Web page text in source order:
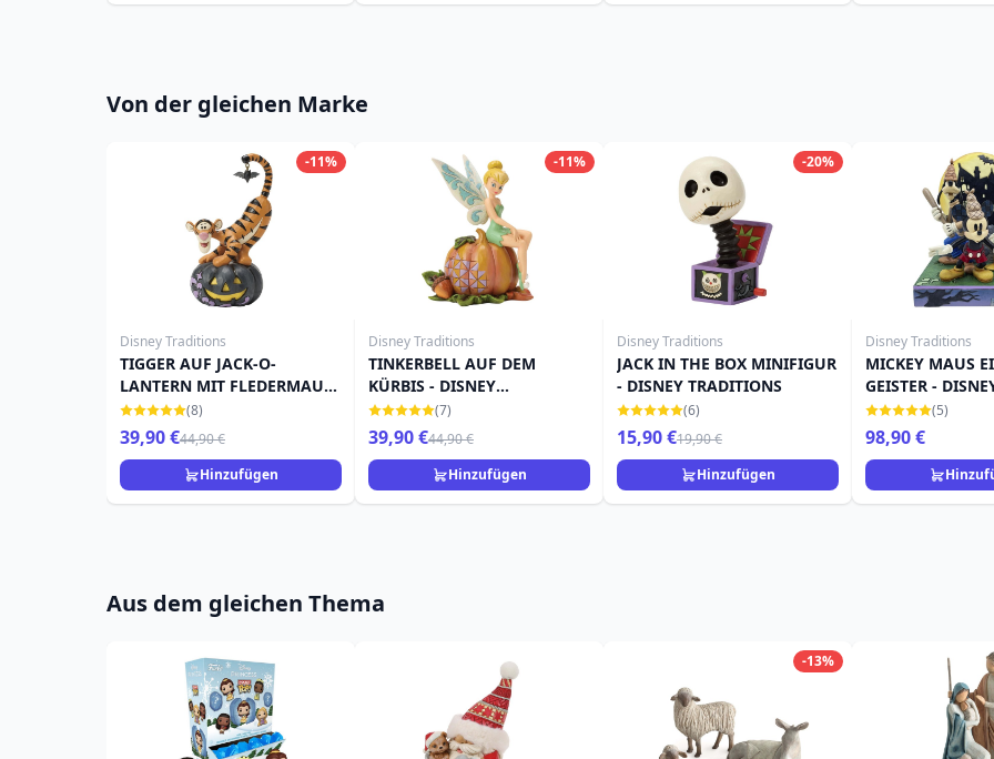
Von der gleichen Marke
-11%
Disney Traditions
TIGGER AUF JACK-O-
LANTERN MIT FLEDERMAUS
- DISNEY TRADITIONS
(8)
39,90 €44,90 €
Hinzufügen
-11%
Disney Traditions
TINKERBELL AUF DEM
KÜRBIS - DISNEY
TRADITIONS
(7)
39,90 €44,90 €
Hinzufügen
-20%
Disney Traditions
JACK IN THE BOX MINIFIGUR
- DISNEY TRADITIONS
(6)
15,90 €19,90 €
Hinzufügen
Disney Traditions
MICKEY MAUS
GEISTER -
TRADITIONS
(5)
98,90 €
Aus dem gleichen Thema
-13%